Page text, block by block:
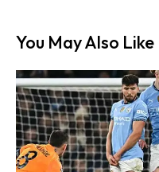
You May Also Like